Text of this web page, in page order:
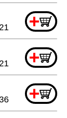
+
+
+